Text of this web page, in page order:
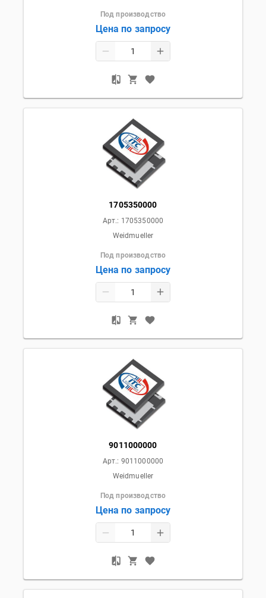
Под производство
Цена по запросу
1705350000
Арт.: 1705350000
Weidmueller
Под производство
Цена по запросу
9011000000
Арт.: 9011000000
Weidmueller
Под производство
Цена по запросу